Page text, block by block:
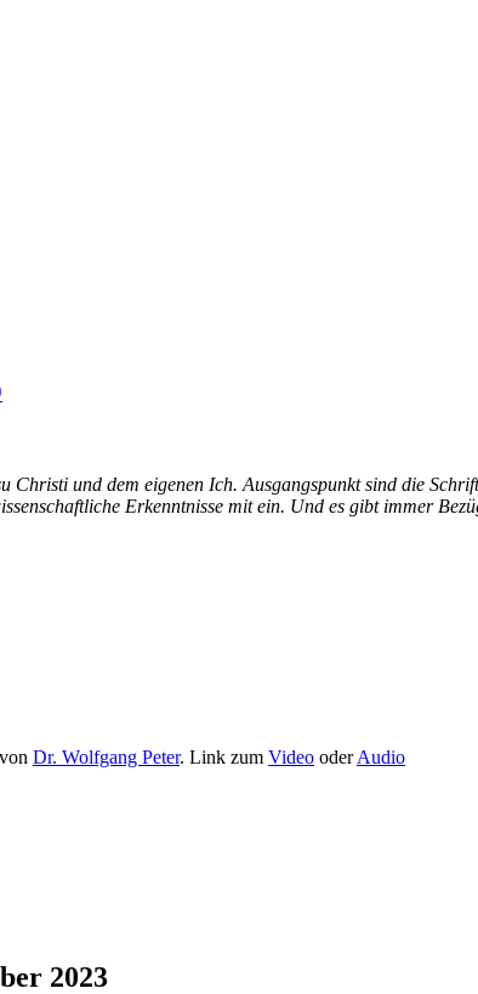
und dem eigenen Ich. Ausgangspunkt sind die
Erkenntnisse mit ein. Und es gibt immer
Dr. Wolfgang Peter. Link zum Video oderAudio
2023